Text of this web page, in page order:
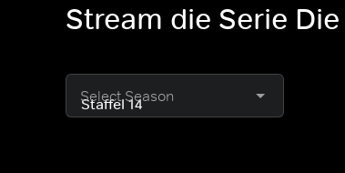
Stream die Serie
Select Season